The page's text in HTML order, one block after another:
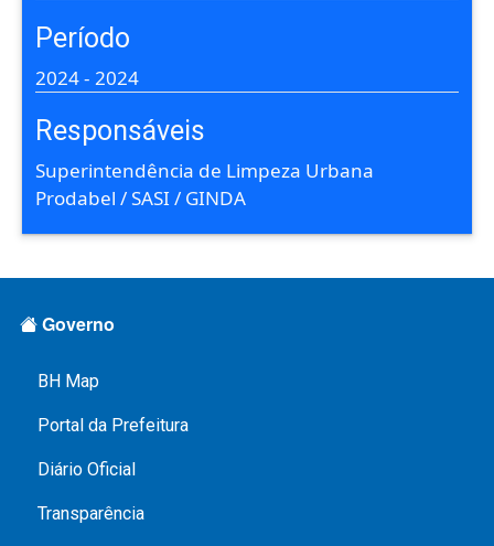
Período
2024- 2024
Responsáveis
Superintendência de Limpeza Urbana
Prodabel / SASI / GINDA
Governo
BH Map
Portal da Prefeitura
Diário Oficial
Transparência